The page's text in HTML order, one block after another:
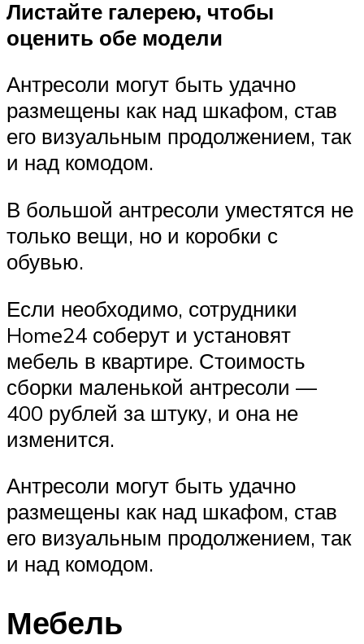
Листайте галерею, чтобы
оценить обе модели
Антресоли могут быть удачно
размещены как над шкафом, став
его визуальным продолжением, так
и над комодом.
В большой антресоли уместятся не
только вещи, но и коробки с
обувью.
Если необходимо, сотрудники
Home24 соберут и установят
мебель в квартире. Стоимость
сборки маленькой антресоли —
400 рублей за штуку, и она не
изменится.
Антресоли могут быть удачно
размещены как над шкафом, став
его визуальным продолжением, так
и над комодом.
Мебель